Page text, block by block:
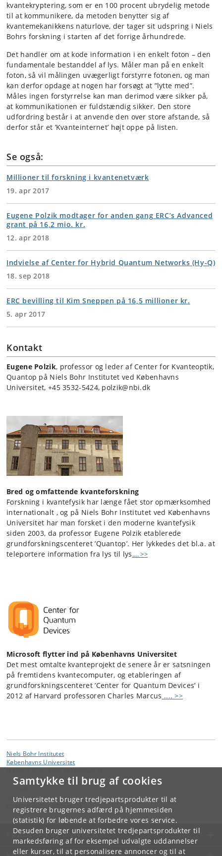
Samtykke til brug af cookies
Universitetet bruger tredjepartsprodukter til at
registrere brugernes adfærd på hjemmesiden
(statistik) for løbende at forbedre vores service.
Desuden bruger universitetet tredjepartsprodukter til
markedsføring af for eksempel udvalgte uddannelser
eller kurser, til at personalisere annoncer og til at
kvantekryptering, som er en 100 procent ubrydelig metode
til at kommunikere, da metoden benytter sig af
kvantemekanikkens naturlove, der tager sit udspring i Niels
Bohrs forskning i starten af det forrige århundrede.
Det handler om at kode information i en enkelt foton – den
fundamentale bestanddel af lys. Måler man på en enkelt
foton, så vil målingen uvægerligt forstyrre fotonen, og man
kan derfor opdage at nogen har forsøgt at ”lytte med”.
Måles ingen forstyrrelse kan man derimod være sikker på,
at kommunikationen er fuldstændig sikker. Den store
udfordring består i at anvende den over store afstande, så
derfor står et ’Kvanteinternet’ højt oppe på listen.
Se også:
Millioner til forskning i kvantenetværk
19. apr 2017
Eugene Polzik modtager for anden gang ERC’s Advanced
grant på 16,2 mio. kr.
12. apr 2018
Indvielse af Center for Hybrid Quantum Networks (Hy-Q)
18. sep 2018
ERC bevilling til Kim Sneppen på 16,5 millioner kr.
5. apr 2017
Kontakt
Eugene Polzik, professor og leder af Center for Kvanteoptik,
Quantop på Niels Bohr Institutet ved Københavns
Universitet, +45 3532-5424, polzik@nbi.dk
Bred og omfattende kvanteforskning
Forskning i kvantefysik har længe fået stor opmærksomhed
internationalt , og på Niels Bohr Institutet ved Københavns
Universitet har man forsket i den moderne kvantefysik
siden 2003, da professor Eugene Polzik etablerede
grundforskningscenteret ’Quantop’. Her lykkedes det bl.a. at
teleportere information fra lys til lys.... >>
Microsoft flytter ind på Københavns Universitet
Det mest omtalte kvanteprojekt de senere år er satsningen
på fremtidens kvantecomputer, og etableringen af
grundforskningscenteret ’Center for Quantum Devices’ i
2012 af Harvard professoren Charles Marcus .... >>
Niels Bohr Institutet
Københavns Universitet
Kommunikation
ku.dk
KØBENHAVNS UNIVERSITET